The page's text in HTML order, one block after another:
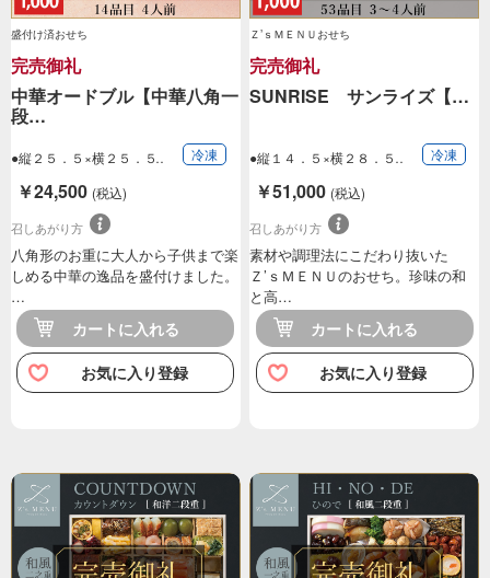
盛付け済おせち
完売御礼
中華オードブル【中華八角一
段…
●縦２５．５×横２５．５
冷凍
￥24,500 (税込)
召しあがり方
八角形のお重に大人から子供まで楽
しめる中華の逸品を盛付けました。
…
カートに入れる
お気に入り登録
Ｚ’ｓＭＥＮＵおせち
完売御礼
SUNRISE サンライズ【…
●縦１４．５×横２８．５
冷凍
￥51,000 (税込)
召しあがり方
素材や調理法にこだわり抜いた
Ｚ’ｓＭＥＮＵのおせち。珍味の和
と高…
カートに入れる
お気に入り登録